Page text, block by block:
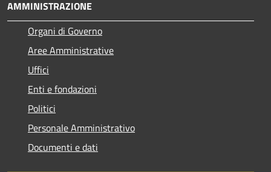
AMMINISTRAZIONE
Organi di Governo
Aree Amministrative
Uffici
Enti e fondazioni
Politici
Personale Amministrativo
Documenti e dati